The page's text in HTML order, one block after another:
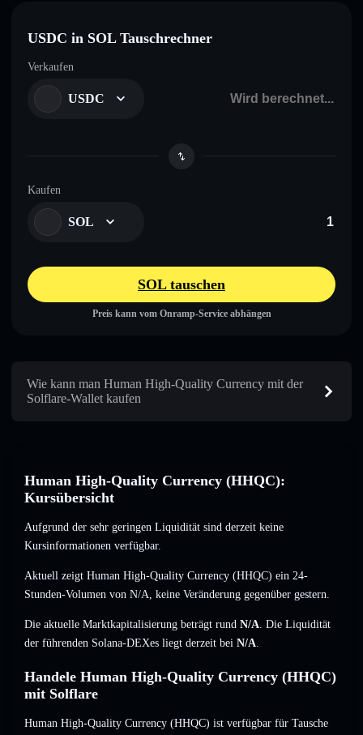
USDC in SOL Tauschrechner
Verkaufen
USDC
Kaufen
SOL
SOL tauschen
Preis kann vom Onramp-Service abhängen
Wie kann man Human High-Quality Currency mit der
Solflare-Wallet kaufen
Human High-Quality Currency (HHQC):
Kursübersicht
Aufgrund der sehr geringen Liquidität sind derzeit keine
Kursinformationen verfügbar.
Aktuell zeigt Human High-Quality Currency (HHQC) ein 24-
Stunden-Volumen von N/A, keine Veränderung gegenüber gestern.
Die aktuelle Marktkapitalisierung beträgt rund N/A. Die Liquidität
der führenden Solana-DEXes liegt derzeit bei N/A.
Handele Human High-Quality Currency (HHQC)
mit Solflare
Human High-Quality Currency (HHQC) ist verfügbar für Tausche